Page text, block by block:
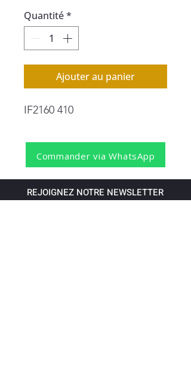
Quantité*
Ajouter au panier
IF2160 410
Commander via WhatsApp
REJOIGNEZ NOTRE NEWSLETTER